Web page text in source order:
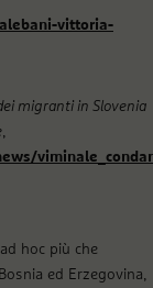
vittoria-
migranti in Slovenia
hoc più che
Bosnia ed Erzegovina,